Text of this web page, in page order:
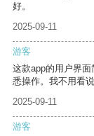
好。
2025-09-11
游客
这款app的用户界
悉操作。我不用看
2025-09-11
游客